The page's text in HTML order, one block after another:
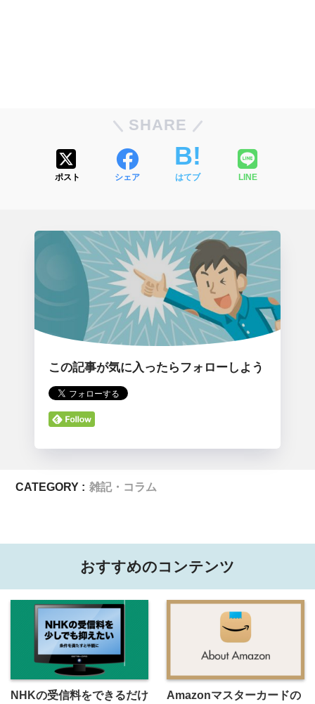
SHARE
ポスト シェア はてブ LINE
この記事が気に入ったらフォローしよう
CATEGORY : 雑記・コラム
おすすめのコンテンツ
NHKの受信料をできるだけ Amazonマスターカードの